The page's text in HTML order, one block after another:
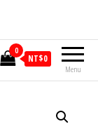
Menu
0
NT$0